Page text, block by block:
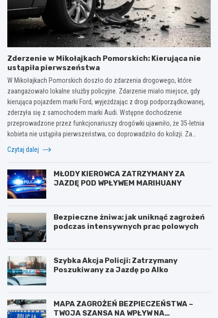
Zderzenie w Mikołajkach Pomorskich: Kierująca nie
ustąpiła pierwszeństwa
W Mikołajkach Pomorskich doszło do zdarzenia drogowego, które
zaangażowało lokalne służby policyjne. Zdarzenie miało miejsce, gdy
kierująca pojazdem marki Ford, wyjeżdżając z drogi podporządkowanej,
zderzyła się z samochodem marki Audi. Wstępne dochodzenie
przeprowadzone przez funkcjonariuszy drogówki ujawniło, że 35-letnia
kobieta nie ustąpiła pierwszeństwa, co doprowadziło do kolizji. Za…
Czytaj dalej
MŁODY KIEROWCA ZATRZYMANY ZA
JAZDĘ POD WPŁYWEM MARIHUANY
Bezpieczne żniwa: jak uniknąć zagrożeń
podczas intensywnych prac polowych
Szybka Akcja Policji: Zatrzymany
Poszukiwany za Jazdę po Alko
MAPA ZAGROŻEŃ BEZPIECZEŃSTWA –
TWOJA SZANSA NA WPŁYW NA